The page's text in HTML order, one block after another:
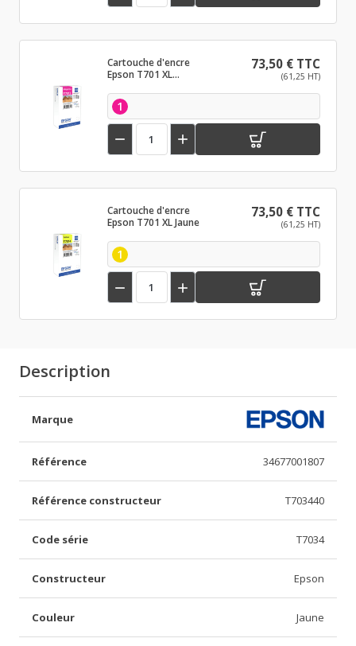
Cartouche d'encre
Epson T701 XL
73,50 € TTC
(61,25 HT)
1
 
Cartouche d'encre
Epson T701 XL Jaune
73,50 € TTC
(61,25 HT)
1
 
Description
Marque
Référence 34677001807
Référence constructeur T703440
Code série T7034
Constructeur Epson
Couleur Jaune